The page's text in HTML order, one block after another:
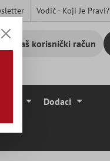
Vodič - Koji Je Pravi?
Vaš korisnički račun
Dodaci